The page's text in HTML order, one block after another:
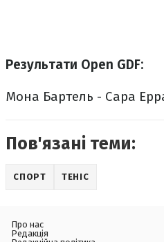
Результати Open GDF:
Мона Бартель - Сара
Пов'язані теми:
СПОРТ ТЕНІС
Про нас
Редакція